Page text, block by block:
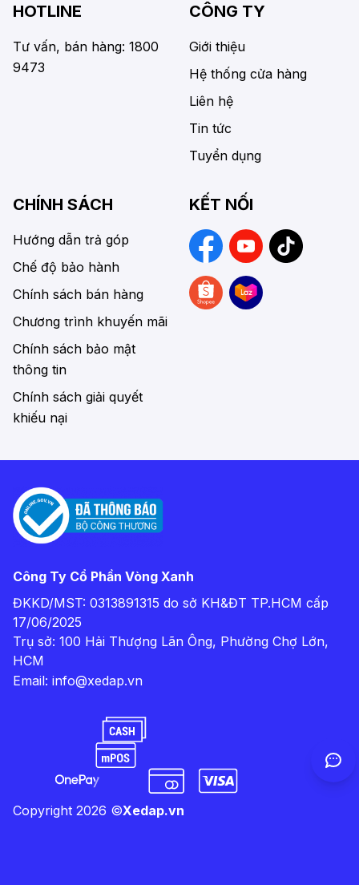
HOTLINE
Tư vấn, bán hàng: 1800
9473
CÔNG TY
Giới thiệu
Hệ thống cửa hàng
Liên hệ
Tin tức
Tuyển dụng
CHÍNH SÁCH
Hướng dẫn trả góp
Chế độ bảo hành
Chính sách bán hàng
Chương trình khuyến mãi
Chính sách bảo mật
thông tin
Chính sách giải quyết
khiếu nại
KẾT NỐI
Công Ty Cổ Phần Vòng Xanh
ĐKKD/MST: 0313891315 do sở KH&ĐT TP.HCM cấp
17/06/2025
Trụ sở: 100 Hải Thượng Lãn Ông, Phường Chợ Lớn,
HCM
Email: info@xedap.vn
Copyright 2026 ©Xedap.vn